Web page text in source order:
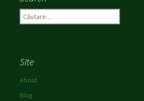
a
d
ă
Site
About
Blog